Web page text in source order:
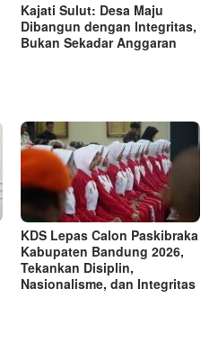
Kajati Sulut: Desa Maju
Dibangun dengan Integritas,
Bukan Sekadar Anggaran
KDS Lepas Calon Paskibraka
Kabupaten Bandung 2026,
Tekankan Disiplin,
Nasionalisme, dan Integritas